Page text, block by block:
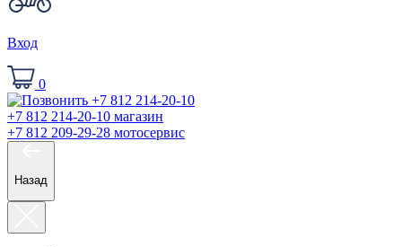
Вход
0
+7 812 214-20-10 магазин
+7 812 209-29-28 мотосервис
Назад